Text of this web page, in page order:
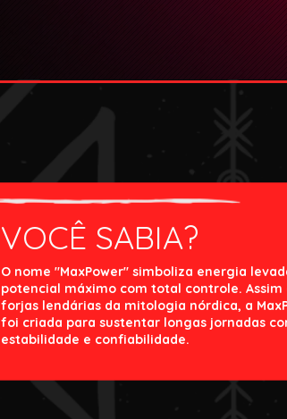
VOCÊ SABIA?
O nome "MaxPower" simboliza energia
potencial máximo com total controle. Assim
forjas lendárias da mitologia nórdica, a
foi criada para sustentar longas jornadas
estabilidade e confiabilidade.